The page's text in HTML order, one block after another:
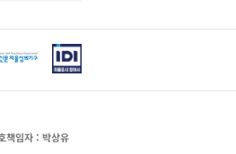
책임자 : 박상유